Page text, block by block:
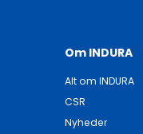
Om INDURA
Alt om INDURA
CSR
Nyheder